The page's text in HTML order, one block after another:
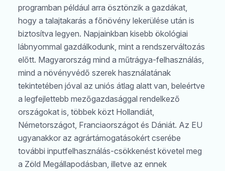
programban például arra ösztönzik a gazdákat,
hogy a talajtakarás a főnövény lekerülése után is
biztosítva legyen. Napjainkban kisebb ökológiai
lábnyommal gazdálkodunk, mint a rendszerváltozás
előtt. Magyarország mind a műtrágya-felhasználás,
mind a növényvédő szerek használatának
tekintetében jóval az uniós átlag alatt van, beleértve
a legfejlettebb mezőgazdasággal rendelkező
országokat is, többek közt Hollandiát,
Németországot, Franciaországot és Dániát. Az EU
ugyanakkor az agrártámogatásokért cserébe
további inputfelhasználás-csökkenést követel meg
a Zöld Megállapodásban, illetve az ennek